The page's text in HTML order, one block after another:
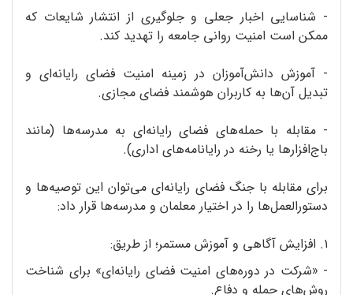
- شناسایی اخبار جعلی و جلوگیری از انتشار شایعات که
ممکن است امنیت روانی جامعه را تهدید کند.
- آموزش دانش‌آموزان در زمینه‌ امنیت فضای رایانه‌ای و
تبدیل آن‌ها به کاربران هوشمند فضای مجازی.
- مقابله با حمله‌های فضای رایانه‌ای به مدرسه‌ها (مانند
باج‌افزارها یا رخنه در رایانامه‌‌های اداری).
برای مقابله با جنگ فضای رایانه‌ای می‌توان این توصیه‌ها و
دستورالعمل‌ها را در اختیار معلمان و مدرسه‌ها قرار داد:
۱. افزایش آگاهی و آموزش مستمر؛ از طریق:
- «شرکت در دوره‌های امنیت فضای رایانه‌ای» برای شناخت
روش‌های حمله و دفاع.